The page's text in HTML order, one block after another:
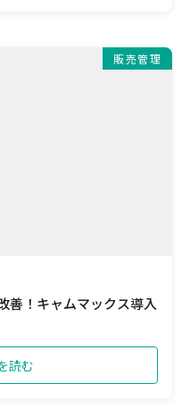
販売管理
善！キャムマックス導入
読む